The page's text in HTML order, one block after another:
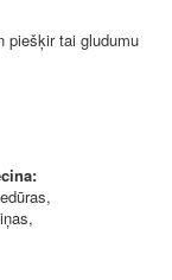
piešķir tai gludumu